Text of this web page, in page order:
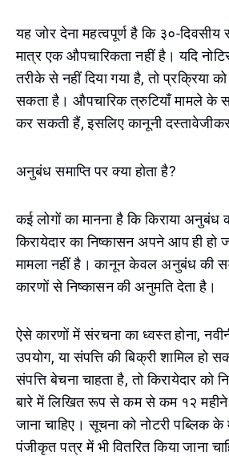
यह जोर देना महत्वपूर्ण है कि ३०-
मात्र एक औपचारिकता नहीं है। यदि नोटिस
तरीके से नहीं दिया गया है, तो प्रक्रिया
सकता है। औपचारिक त्रुटियाँ मामले के
कर सकती हैं, इसलिए कानूनी
अनुबंध समाप्ति पर क्या होता है?
कई लोगों का मानना ​​है कि किराया अनुबंध
किरायेदार का निष्कासन अपने आप ही हो
मामला नहीं है। कानून केवल अनुबंध की
कारणों से निष्कासन की अनुमति देता है।
ऐसे कारणों में संरचना का ध्वस्त होना,
उपयोग, या संपत्ति की बिक्री शामिल हो
संपत्ति बेचना चाहता है, तो किरायेदार को
बारे में लिखित रूप से कम से कम १२
जाना चाहिए। सूचना को नोटरी पब्लिक
पंजीकृत पत्र में भी वितरित किया जाना